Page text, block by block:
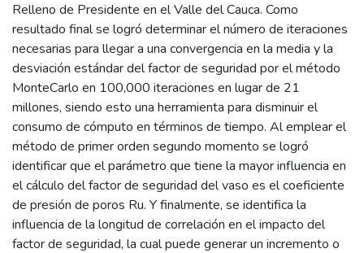
Relleno de Presidente en el Valle del Cauca. Como
resultado final se logró determinar el número de iteraciones
necesarias para llegar a una convergencia en la media y la
desviación estándar del factor de seguridad por el método
MonteCarlo en 100,000 iteraciones en lugar de 21
millones, siendo esto una herramienta para disminuir el
consumo de cómputo en términos de tiempo. Al emplear el
método de primer orden segundo momento se logró
identificar que el parámetro que tiene la mayor influencia en
el cálculo del factor de seguridad del vaso es el coeficiente
de presión de poros Ru. Y finalmente, se identifica la
influencia de la longitud de correlación en el impacto del
factor de seguridad, la cual puede generar un incremento o